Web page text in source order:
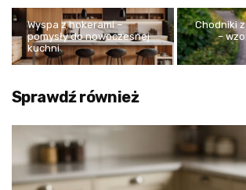
Wyspa z hokerami –
pomysły do nowoczesnej
kuchni
Chodniki
–
Sprawdź również